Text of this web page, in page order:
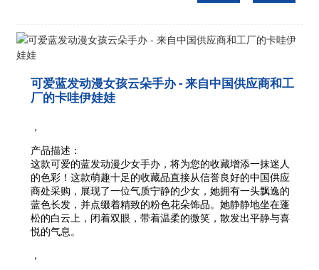
可爱蓝发动漫女孩云朵手办 - 来自中国供应商和工
厂的卡哇伊娃娃
，
产品描述：
这款可爱的蓝发动漫少女手办，将为您的收藏增添一抹迷人
的色彩！这款萌趣十足的收藏品直接从信誉良好的中国供应
商处采购，展现了一位气质宁静的少女，她拥有一头飘逸的
蓝色长发，并点缀着精致的粉色花朵饰品。她静静地坐在蓬
松的白云上，闭着双眼，带着温柔的微笑，散发出平静与喜
悦的气息。
，